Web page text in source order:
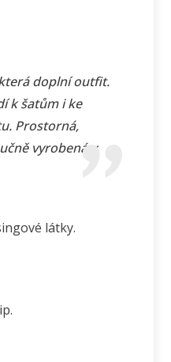
doplní outfit.
k šatům i ke
Prostorná,
vyrobená v
látky.